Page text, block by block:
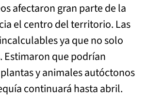
afectaron gran parte de la
el centro del territorio. Las
ya que no solo
Estimaron que podrían
y animales autóctonos
continuará hasta abril.